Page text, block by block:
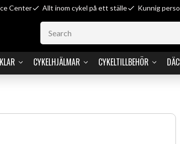
Center Allt inom cykel på ett ställe Kunnig
CYKELHJÄLMAR CYKELTILLBEHÖR